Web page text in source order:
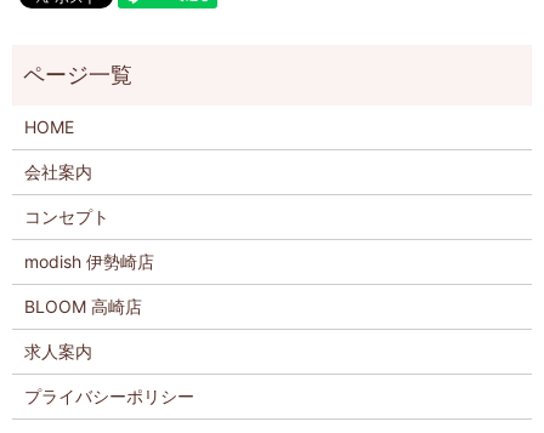
HOME
会社案内
コンセプト
modish 伊勢崎店
BLOOM 高崎店
求人案内
プライバシーポリシー